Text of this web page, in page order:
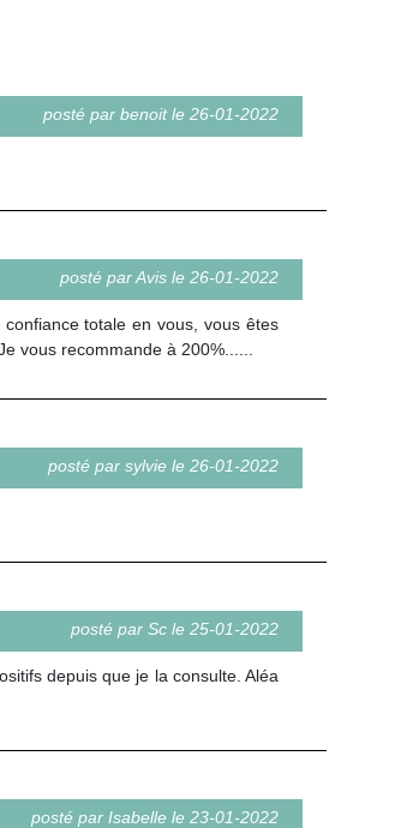
posté par benoit le 26-01-2022
posté par Avis le 26-01-2022
totale en vous, vous êtes
vous recommande à 200%......
posté par sylvie le 26-01-2022
posté par Sc le 25-01-2022
depuis que je la consulte. Aléa
posté par Isabelle le 23-01-2022